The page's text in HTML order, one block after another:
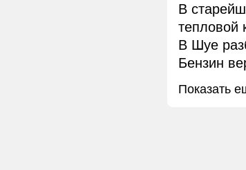
В
тепловой
В Шуе
Бензин
Показать